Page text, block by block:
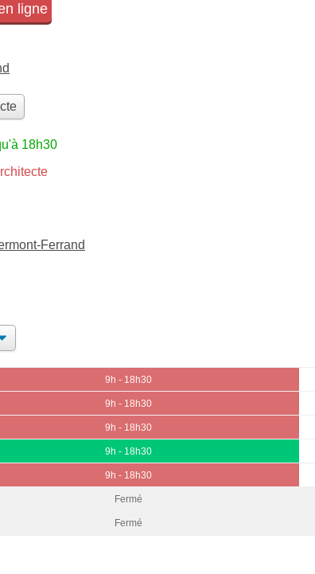
ligne
18h30
Ferrand
9h - 18h30
9h - 18h30
9h - 18h30
9h - 18h30
9h - 18h30
Fermé
Fermé